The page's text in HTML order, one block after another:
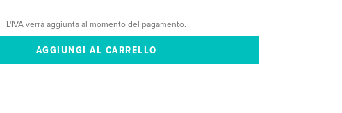
L'IVA verrà aggiunta al momento del pagamento.